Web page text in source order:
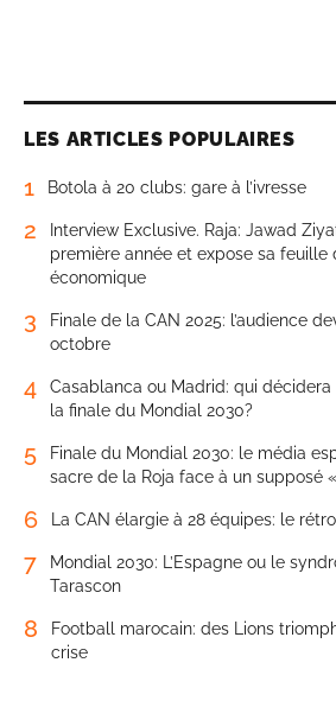
LES ARTICLES POPULAIRES
1 Botola à 20 clubs: gare à l’ivresse
2
Interview Exclusive. Raja: Jawad
première année et expose sa feuille
économique
3
Finale de la CAN 2025: l’audience
octobre
4
Casablanca ou Madrid: qui
la finale du Mondial 2030?
5
Finale du Mondial 2030: le média
sacre de la Roja face à un supposé
6 La CAN élargie à 28 équipes: le
7
Mondial 2030: L’Espagne ou le
Tarascon
8
Football marocain: des Lions
crise